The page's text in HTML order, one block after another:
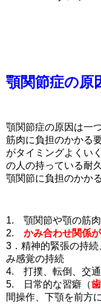
顎関節症の原
顎関節症の原因は一
筋肉に負担のかかる
がタイミングよくい
の人の持っている耐
顎関節に負担のかか
1. 顎関節や顎の筋肉
2. かみ合わせ関係
3．精神的緊張の持
み感覚の持続
4. 打撲、転倒、交
5. 日常的な習癖（
間操作、下顎を前方